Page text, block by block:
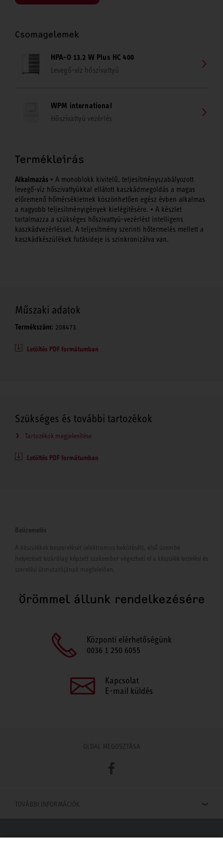
Csomagelemek
HPA-O 13.2 W Plus HC 400
Levegő-víz hőszivattyú
WPM international
Hőszivattyú vezérlés
Termékleírás
Alkalmazás • A monoblokk kivitelű, teljesítményszabályozott
levegő-víz hőszivattyúkkal ellátott kaszkádmegoldás a magas
előremenő hőmérsékletnek köszönhetően egész évben alkalmas
a nagyobb teljesítményigények kielégítésére. • A készlet
tartalmazza a szükséges hőszivattyú-vezérlést intelligens
kaszkádvezérléssel. A teljesítmény szerinti hőtermelés mellett a
kaszkádkészülékek futásideje is szinkronizálva van.
Műszaki adatok
Termékszám: 208473
Letöltés PDF formátumban
Szükséges és további tartozékok
Tartozékok megjelenítése
Letöltés PDF formátumban
Beüzemelés
A készülékek beszerelését (elektromos bekötését), első üzembe
helyezését kizárólag képzett szakember végezheti el a készülék kezelési és
szerelési útmutatójának megfelelően.
Örömmel állunk rendelkezésére
Központi elérhetőségünk
0036 1 250 6055
Kapcsolat
E-mail küldés
OLDAL MEGOSZTÁSA
Facebook
TOVÁBBI INFORMÁCIÓK